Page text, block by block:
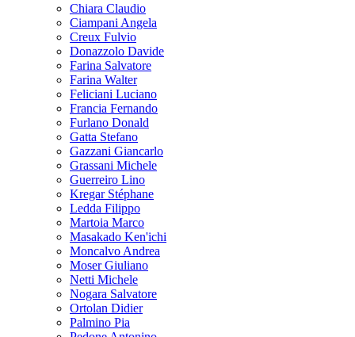
Chiara Claudio
Ciampani Angela
Creux Fulvio
Donazzolo Davide
Farina Salvatore
Farina Walter
Feliciani Luciano
Francia Fernando
Furlano Donald
Gatta Stefano
Gazzani Giancarlo
Grassani Michele
Guerreiro Lino
Kregar Stéphane
Ledda Filippo
Martoia Marco
Masakado Ken'ichi
Moncalvo Andrea
Moser Giuliano
Netti Michele
Nogara Salvatore
Ortolan Didier
Palmino Pia